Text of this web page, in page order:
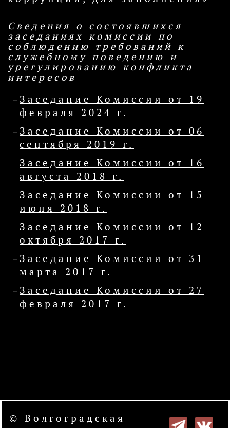
Сведения о состоявшихся
заседаниях комиссии по
соблюдению требований к
служебному поведению и
урегулированию конфликта
интересов
Заседание Комиссии от 19
февраля 2024 г.
Заседание Комиссии от 06
сентября 2019 г.
Заседание Комиссии от 16
августа 2018 г.
Заседание Комиссии от 15
июня 2018 г.
Заседание Комиссии от 12
октября 2017 г.
Заседание Комиссии от 31
марта 2017 г.
Заседание Комиссии от 27
февраля 2017 г.
© Волгоградская